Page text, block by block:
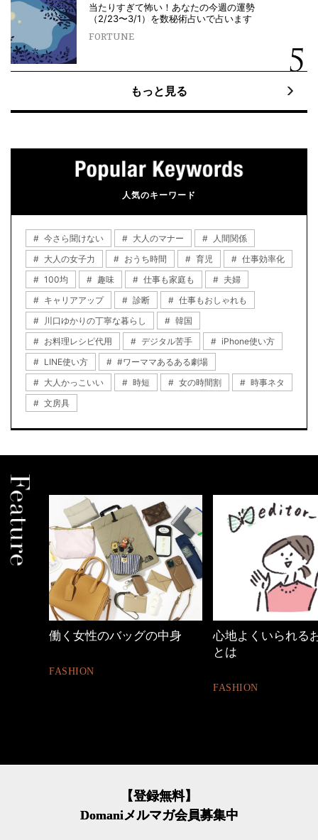
当たりすぎて怖い！あなたの今週の運勢
（2/23〜3/1）を数秘術占いで占います
FORTUNE
もっと見る
人気のキーワード
今さら聞けない 大人のマナー
人間関係
大人の女子力
おうち時間 育児
仕事効率化
100均
趣味 仕事も家庭も
夫婦
キャリアアップ
診断
仕事もおしゃれも
川口ゆかりの丁寧な暮らし
韓国
お料理レシピ代用
デジタル苦手
iPhone使い方
LINE使い方
#ワーママあるある劇場
大人かっこいい
時短 女の時間割
時事ネタ
文房具
心地よくいられるおしゃれ
優木まおみさん「
割。」
LIFESTYLE
【登録無料】
Domaniメルマガ会員募集中